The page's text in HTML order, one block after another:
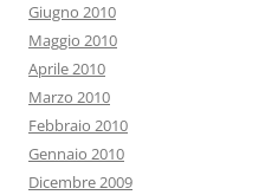
Giugno 2010
Maggio 2010
Aprile 2010
Marzo 2010
Febbraio 2010
Gennaio 2010
Dicembre 2009